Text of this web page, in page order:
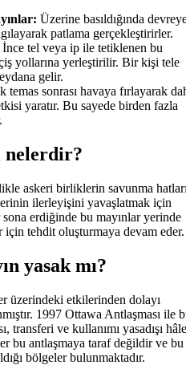
Üzerine basıldığında
patlama gerçekleştirirler.
İnce tel veya ip ile tetiklenen bu
yollarına yerleştirilir. Bir kişi tele
gelir.
temas sonrası havaya fırlayarak
yaratır. Bu sayede birden fazla
nelerdir?
askeri birliklerin savunma
ilerleyişini yavaşlatmak için
sona erdiğinde bu mayınlar yerinde
tehdit oluşturmaya devam eder.
yasak mı?
üzerindeki etkilerinden dolayı
1997 Ottawa Antlaşması ile
transferi ve kullanımı yasadışı hâle
bu antlaşmaya taraf değildir ve bu
bölgeler bulunmaktadır.